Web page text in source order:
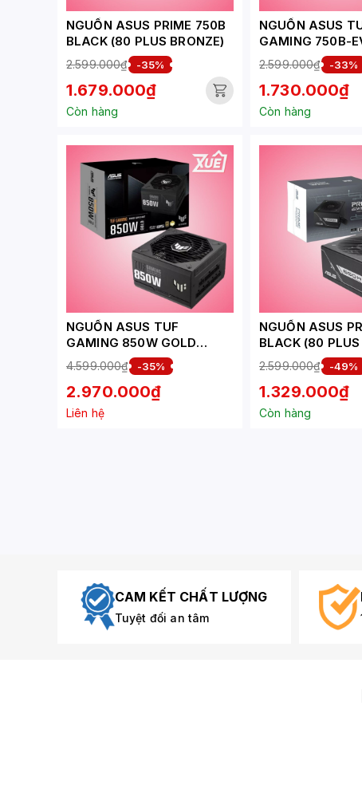
NGUỒN ASUS PRIME 750B
BLACK (80 PLUS BRONZE)
2.599.000₫ -35%
1.679.000₫
Còn hàng
NGUỒN ASUS
GAMING 750B-
80 PLUS
MODULAR)
2.599.000₫ -33%
1.730.000₫
Còn hàng
NGUỒN ASUS TUF
GAMING 850W GOLD
ATX3.0 ( PCI GEN 5.0 /80
PLUS GOLD/MÀU
ĐEN/FULL MODULAR)
4.599.000₫ -35%
2.970.000₫
Liên hệ
NGUỒN ASUS
BLACK (80 PLUS
2.599.000₫ -49%
1.329.000₫
Còn hàng
CAM KẾT CHẤT LƯỢNG
Tuyệt đối an tâm